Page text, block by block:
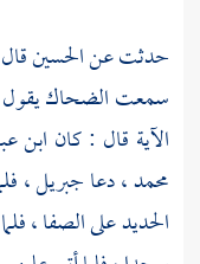
حدثت عنالحسين
سمعتالضحاك
الآية قال : كان ابن
محمد ،دعاجبريل ،
الحديد على الصفا ،